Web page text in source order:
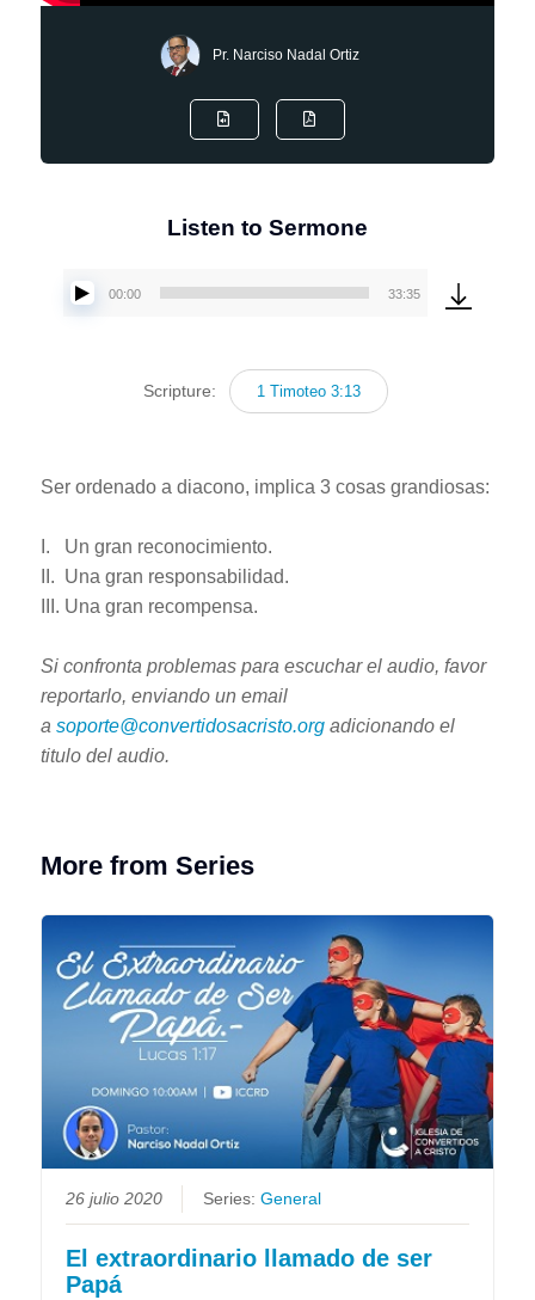
Pr. Narciso Nadal Ortiz
Listen to Sermone
Reproductor
audio
00:00 33:35
Scripture: 1 Timoteo 3:13
Ser ordenado a diacono, implica 3 cosas grandiosas:
I. Un gran reconocimiento.
II. Una gran responsabilidad.
III. Una gran recompensa.
Si confronta problemas para escuchar el audio, favor
reportarlo, enviando un email
a soporte@convertidosacristo.orgadicionando el
titulo del audio.
More from Series
26 julio 2020 Series:General
El extraordinario llamado de ser
Papá